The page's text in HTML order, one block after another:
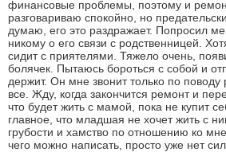
финансовые проблемы, поэтому и
разговариваю спокойно, но
думаю, его это раздражает. Попросил
никому о его связи с родственницей.
сидит с приятелями. Тяжело очень,
болячек. Пытаюсь бороться с собой и
держит. Он мне звонит только по поводу
все. Жду, когда закончится ремонт и
что будет жить с мамой, пока не купит
главное, что младшая не хочет жить с
грубости и хамство по отношению ко
чего можно написать, просто уже нет сил.